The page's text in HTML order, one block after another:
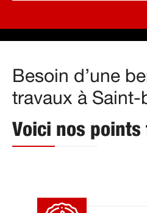
Besoin d’une
travaux à Saint-
Voici nos points